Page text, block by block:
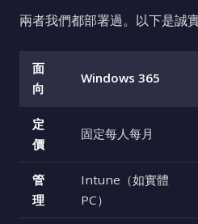
兩者我們都部署過。以下是誠
面
向
Windows 365
定
價
固定每人每月
管
理
Intune（如實體
PC）